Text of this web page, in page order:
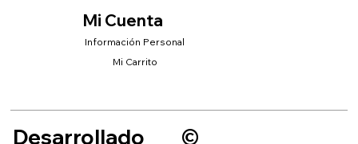
Mi Cuenta
Información Personal
Mi Carrito
Desarrollado ©